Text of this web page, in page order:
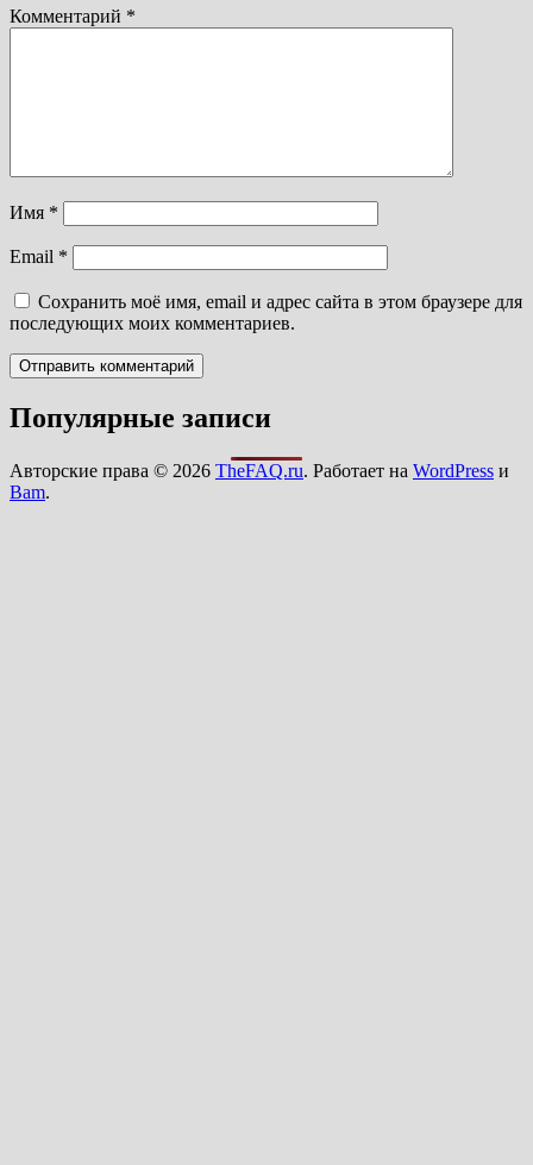
Комментарий *
Имя *
Email *
Сохранить моё имя, email и адрес сайта в этом браузере для
последующих моих комментариев.
Популярные записи
Авторские права © 2026 TheFAQ.ru. Работает на WordPress и
Bam.